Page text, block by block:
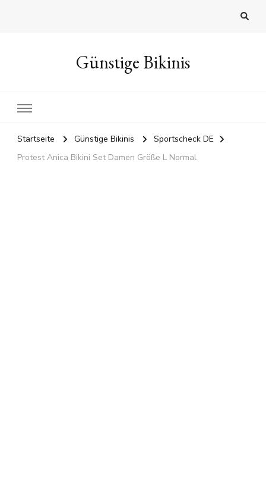
Günstige Bikinis
Startseite Günstige Bikinis
Sportscheck DE
Protest Anica Bikini Set Damen Größe L Normal